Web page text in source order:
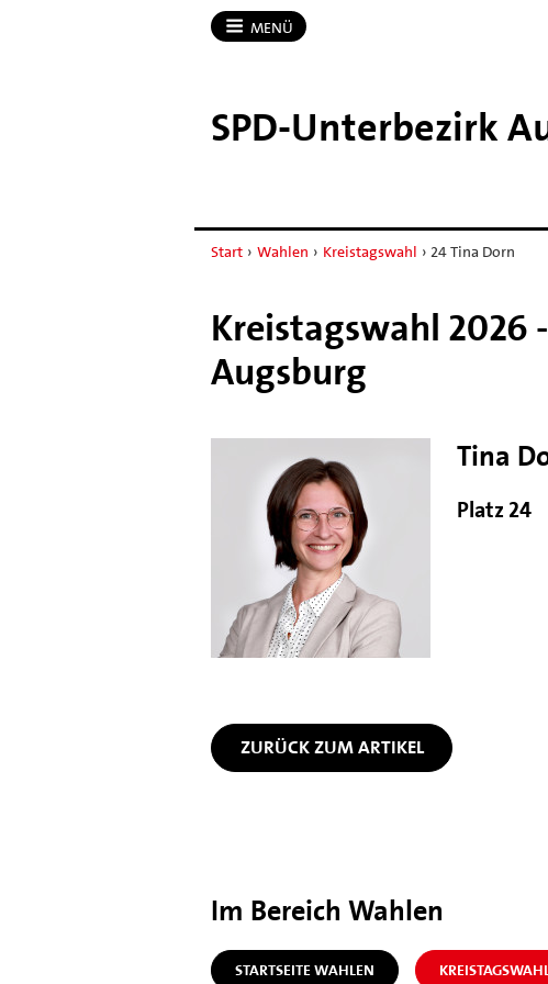
MENÜ
SPD-​Unterbezirk
Start › Wahlen › Kreistagswahl › 24 Tina Dorn
Kreistagswahl 2026
Augsburg
Tina
Platz 24
ZURÜCK ZUM ARTIKEL
Im Bereich Wahlen
STARTSEITE WAHLEN KREISTAGSWAHL